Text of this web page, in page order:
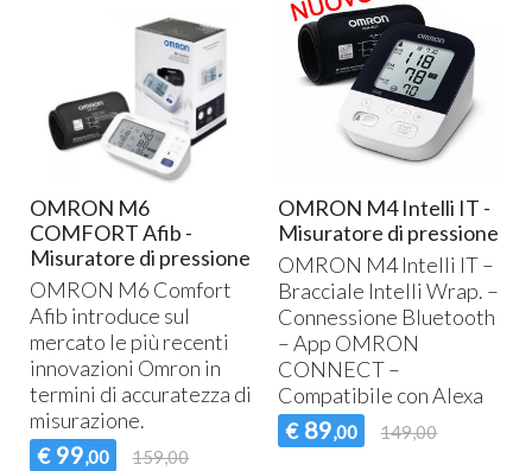
OMRON M6
COMFORT Afib -
Misuratore di pressione
OMRON M6 Comfort
Afib introduce sul
mercato le più recenti
innovazioni Omron in
termini di accuratezza di
misurazione.
€ 99,00 159,00
OMRON M4 Intelli IT -
Misuratore di pressione
OMRON M4 Intelli IT –
Bracciale Intelli Wrap. –
Connessione Bluetooth
– App OMRON
CONNECT–
Compatibile con Alexa
€ 89,00 149,00